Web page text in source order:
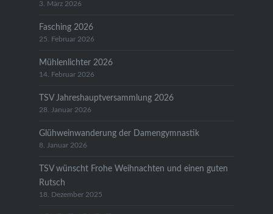
3. März 2026
Fasching 2026
25. Februar 2026
Mühlenlichter 2026
14. Februar 2026
TSV Jahreshauptversammlung 2026
28. Januar 2026
Glühweinwanderung der Damengymnastik
8. Januar 2026
TSV wünscht Frohe Weihnachten und einen guten
Rutsch
18. Dezember 2025